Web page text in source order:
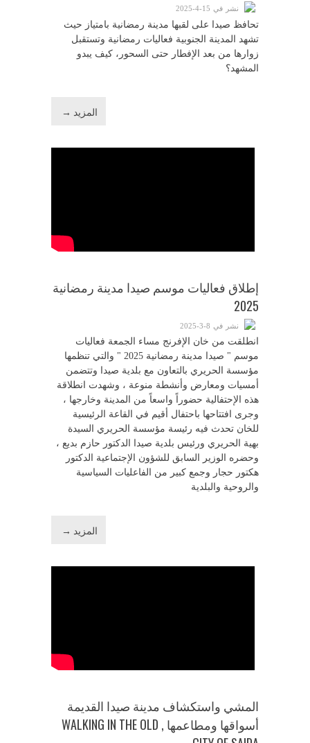
نشر في 15-4-2025
تحافظ صيدا على لقبها مدينة رمضانية بامتياز حيث
تشهد المدينة الجنوبية فعاليات رمضانية وتستقبل
زوارها من بعد الإفطار حتى السحور، كيف يبدو
المشهد؟
المزيد →
إطلاق فعاليات موسم صيدا مدينة رمضانية
2025
نشر في 8-3-2025
انطلقت من خان الإفرنج مساء الجمعة فعاليات
موسم " صيدا مدينة رمضانية 2025 " والتي تنظمها
مؤسسة الحريري بالتعاون مع بلدية صيدا وتتضمن
أمسيات ومعارض وأنشطة منوعة ، وشهدت انطلاقة
هذه الإحتفالية حضوراً واسعاً من المدينة وخارجها ،
وجرى افتتاحها باحتفال أقيم في القاعة الرئيسية
للخان تحدث فيه رئيسة مؤسسة الحريري السيدة
بهية الحريري ورئيس بلدية صيدا الدكتور حازم بديع ،
وحضره الوزير السابق للشؤون الإجتماعية الدكتور
هكتور حجار وجمع كبير من الفاعليات السياسية
والروحية والبلدية
المزيد →
المشي واستكشاف مدينة صيدا القديمة
أسواقها ومطاعمها , WALKING IN THE OLD